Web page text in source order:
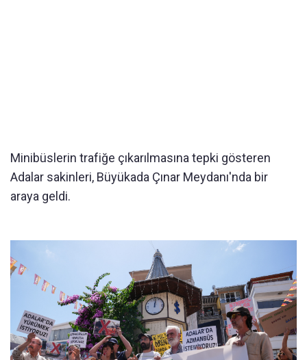
Minibüslerin trafiğe çıkarılmasına tepki gösteren
Adalar sakinleri, Büyükada Çınar Meydanı'nda bir
araya geldi.